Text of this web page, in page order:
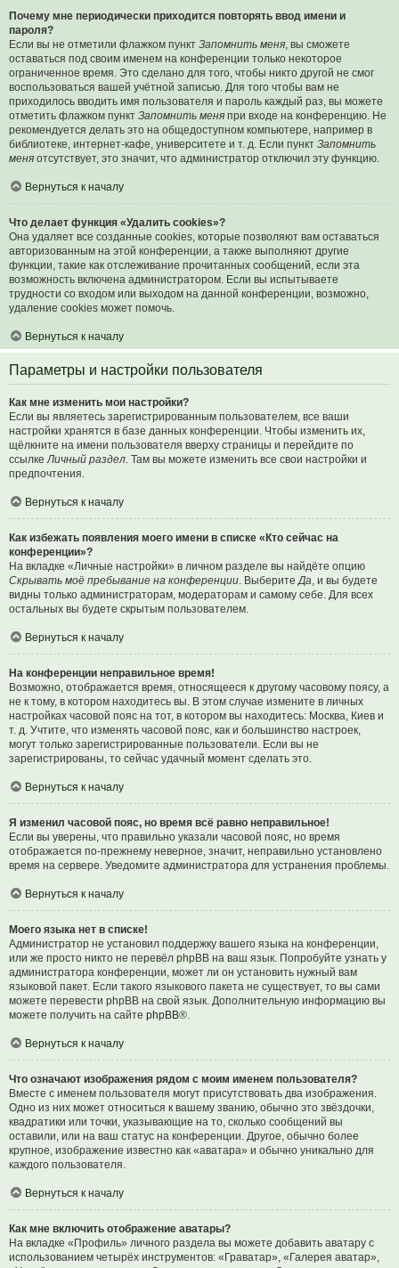
Почему мне периодически приходится повторять ввод имени и
пароля?
Если вы не отметили флажком пункт Запомнить меня, вы сможете
оставаться под своим именем на конференции только некоторое
ограниченное время. Это сделано для того, чтобы никто другой не смог
воспользоваться вашей учётной записью. Для того чтобы вам не
приходилось вводить имя пользователя и пароль каждый раз, вы можете
отметить флажком пункт Запомнить меня при входе на конференцию. Не
рекомендуется делать это на общедоступном компьютере, например в
библиотеке, интернет-кафе, университете и т. д. Если пункт Запомнить
меня отсутствует, это значит, что администратор отключил эту функцию.
Вернуться к началу
Что делает функция «Удалить cookies»?
Она удаляет все созданные cookies, которые позволяют вам оставаться
авторизованным на этой конференции, а также выполняют другие
функции, такие как отслеживание прочитанных сообщений, если эта
возможность включена администратором. Если вы испытываете
трудности со входом или выходом на данной конференции, возможно,
удаление cookies может помочь.
Вернуться к началу
Параметры и настройки пользователя
Как мне изменить мои настройки?
Если вы являетесь зарегистрированным пользователем, все ваши
настройки хранятся в базе данных конференции. Чтобы изменить их,
щёлкните на имени пользователя вверху страницы и перейдите по
ссылкеЛичный раздел. Там вы можете изменить все свои настройки и
предпочтения.
Вернуться к началу
Как избежать появления моего имени в списке «Кто сейчас на
конференции»?
На вкладке «Личные настройки» в личном разделе вы найдёте опцию
Скрывать моё пребывание на конференции. ВыберитеДа, и вы будете
видны только администраторам, модераторам и самому себе. Для всех
остальных вы будете скрытым пользователем.
Вернуться к началу
На конференции неправильное время!
Возможно, отображается время, относящееся к другому часовому поясу, а
не к тому, в котором находитесь вы. В этом случае измените в личных
настройках часовой пояс на тот, в котором вы находитесь: Москва, Киев и
т. д. Учтите, что изменять часовой пояс, как и большинство настроек,
могут только зарегистрированные пользователи. Если вы не
зарегистрированы, то сейчас удачный момент сделать это.
Вернуться к началу
Я изменил часовой пояс, но время всё равно неправильное!
Если вы уверены, что правильно указали часовой пояс, но время
отображается по-прежнему неверное, значит, неправильно установлено
время на сервере. Уведомите администратора для устранения проблемы.
Вернуться к началу
Моего языка нет в списке!
Администратор не установил поддержку вашего языка на конференции,
или же просто никто не перевёл phpBB на ваш язык. Попробуйте узнать у
администратора конференции, может ли он установить нужный вам
языковой пакет. Если такого языкового пакета не существует, то вы сами
можете перевести phpBB на свой язык. Дополнительную информацию вы
можете получить на сайте phpBB®.
Вернуться к началу
Что означают изображения рядом с моим именем пользователя?
Вместе с именем пользователя могут присутствовать два изображения.
Одно из них может относиться к вашему званию, обычно это звёздочки,
квадратики или точки, указывающие на то, сколько сообщений вы
оставили, или на ваш статус на конференции. Другое, обычно более
крупное, изображение известно как «аватара» и обычно уникально для
каждого пользователя.
Вернуться к началу
Как мне включить отображение аватары?
На вкладке «Профиль» личного раздела вы можете добавить аватару с
использованием четырёх инструментов: «Граватар», «Галерея аватар»,